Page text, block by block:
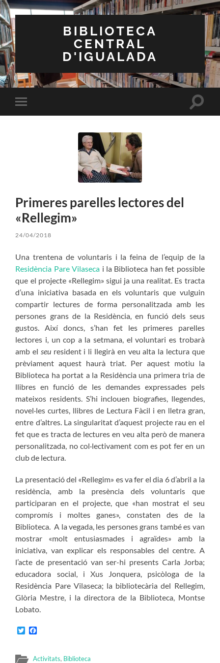
BIBLIOTECA
CENTRAL
D'IGUALADA
Toggle
mobile
Toggle
Primeres parelles lectores del
«Rellegim»
24/04/2018
Una trentena de voluntaris i la feina de l’equip de la
Residència Pare Vilaseca i la Biblioteca han fet possible
que el projecte «Rellegim» sigui ja una realitat. Es tracta
d’una iniciativa basada en els voluntaris que vulguin
compartir lectures de forma personalitzada amb les
persones grans de la Residència, en funció dels seus
gustos. Així doncs, s’han fet les primeres parelles
lectores i, un cop a la setmana, el voluntari es trobarà
amb el seuresident i li llegirà en veu alta la lectura que
prèviament aquest haurà triat. Per aquest motiu la
Biblioteca ha portat a la Residència una primera tria de
llibres en funció de les demandes expressades pels
mateixos residents. S’hi inclouen biografies, llegendes,
novel·les curtes, llibres de Lectura Fàcil i en lletra gran,
entre d’altres. La singularitat d’aquest projecte rau en el
fet que es tracta de lectures en veu alta però de manera
personalitzada, no col·lectivament com es pot fer en un
club de lectura.
La presentació del «Rellegim» es va fer el dia 6 d’abril a la
residència, amb la presència dels voluntaris que
participaran en el projecte, que «han mostrat el seu
compromís i moltes ganes», constaten des de la
Biblioteca. A la vegada, les persones grans també es van
mostrar «molt entusiasmades i agraïdes» amb la
iniciativa, van explicar els responsables del centre. A
l’acte de presentació van ser-hi presents Carla Jorba;
educadora social, i Xus Jonquera, psicòloga de la
Residència Pare Vilaseca; la bibliotecària del Rellegim,
Glòria Mestre, i la directora de la Biblioteca, Montse
Lobato.
Twitter
Activitats, Biblioteca